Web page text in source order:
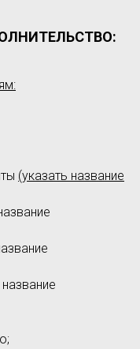
(указать название